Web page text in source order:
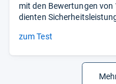
mit den Bewertungen von
dienten
zum Test